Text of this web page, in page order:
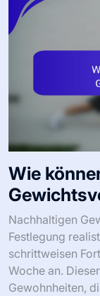
Wie
Nachhaltigen
Festlegung
schrittweisen
Woche an.
Gewohnheiten,